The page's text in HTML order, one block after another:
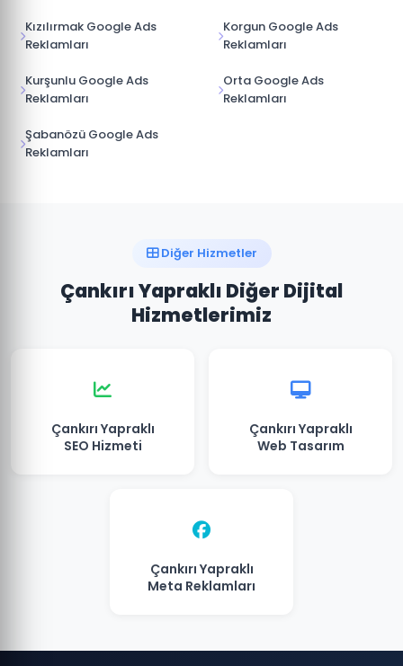
Kızılırmak Google Ads
Reklamları
Korgun Google Ads
Reklamları
Kurşunlu Google Ads
Reklamları
Orta Google Ads
Reklamları
Şabanözü Google Ads
Reklamları
Diğer Hizmetler
Çankırı Yapraklı Diğer Dijital
Hizmetlerimiz
Çankırı Yapraklı
SEO Hizmeti
Çankırı Yapraklı
Web Tasarım
Çankırı Yapraklı
Meta Reklamları